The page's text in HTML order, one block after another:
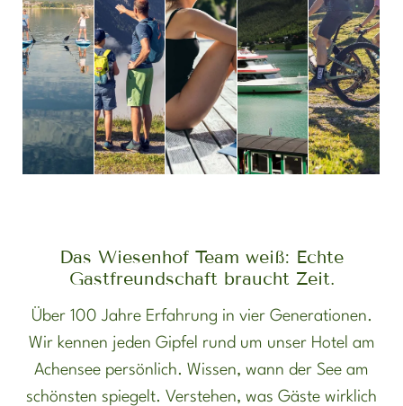
Das Wiesenhof Team weiß: Echte
Gastfreundschaft braucht Zeit.
Über 100 Jahre Erfahrung in vier Generationen.
Wir kennen jeden Gipfel rund um unser Hotel am
Achensee persönlich. Wissen, wann der See am
schönsten spiegelt. Verstehen, was Gäste wirklich